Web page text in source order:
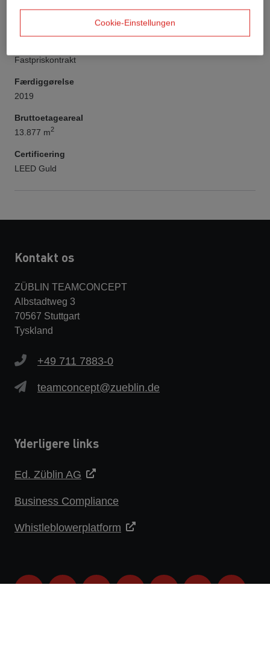
Type af bygning
Bolig- og erhvervsbyggeri
Fastpriskontrakt
Færdiggørelse
2019
Bruttoetageareal
13.877 m2
Certificering
LEED Guld
Kontakt os
ZÜBLIN TEAMCONCEPT
Albstadtweg 3
70567 Stuttgart
Tyskland
+49 711 7883-0
teamconcept@zueblin.de
Yderligere links
Ed. Züblin AG
Business Compliance
Whistleblowerplatform
Cookie-Einstellungen